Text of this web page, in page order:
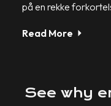
på en rekke
Read More
See why